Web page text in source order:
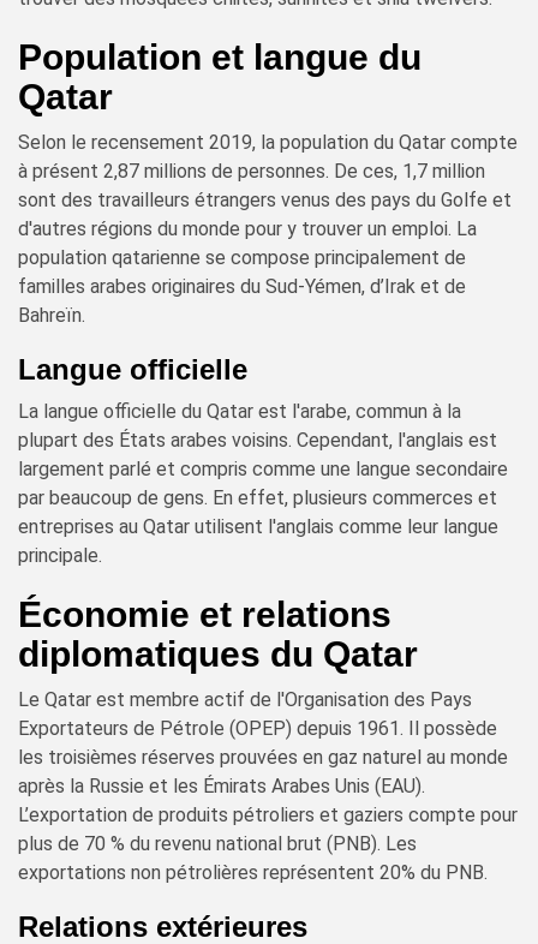
Population et langue du
Qatar
Selon le recensement 2019, la population du Qatar compte
à présent 2,87 millions de personnes. De ces, 1,7 million
sont des travailleurs étrangers venus des pays du Golfe et
d'autres régions du monde pour y trouver un emploi. La
population qatarienne se compose principalement de
familles arabes originaires du Sud-Yémen, d’Irak et de
Bahreïn.
Langue officielle
La langue officielle du Qatar est l'arabe, commun à la
plupart des États arabes voisins. Cependant, l'anglais est
largement parlé et compris comme une langue secondaire
par beaucoup de gens. En effet, plusieurs commerces et
entreprises au Qatar utilisent l'anglais comme leur langue
principale.
Économie et relations
diplomatiques du Qatar
Le Qatar est membre actif de l'Organisation des Pays
Exportateurs de Pétrole (OPEP) depuis 1961. Il possède
les troisièmes réserves prouvées en gaz naturel au monde
après la Russie et les Émirats Arabes Unis (EAU).
L’exportation de produits pétroliers et gaziers compte pour
plus de 70 % du revenu national brut (PNB). Les
exportations non pétrolières représentent 20% du PNB.
Relations extérieures